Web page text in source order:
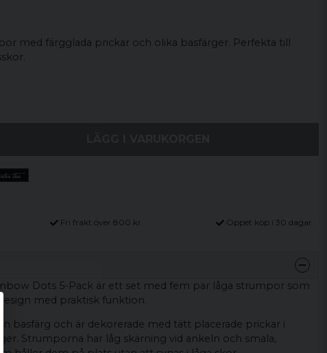
med färgglada prickar och olika basfärger. Perfekta till
Fri frakt över 800 kr Öppet köp i 30 dagar
Dots 5-Pack är ett set med fem par låga strumpor som
med praktisk funktion.
basfärg och är dekorerade med tätt placerade prickar i
Strumporna har låg skärning vid ankeln och smala,